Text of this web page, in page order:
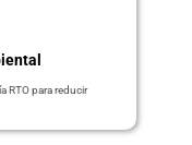
RTO para reducir